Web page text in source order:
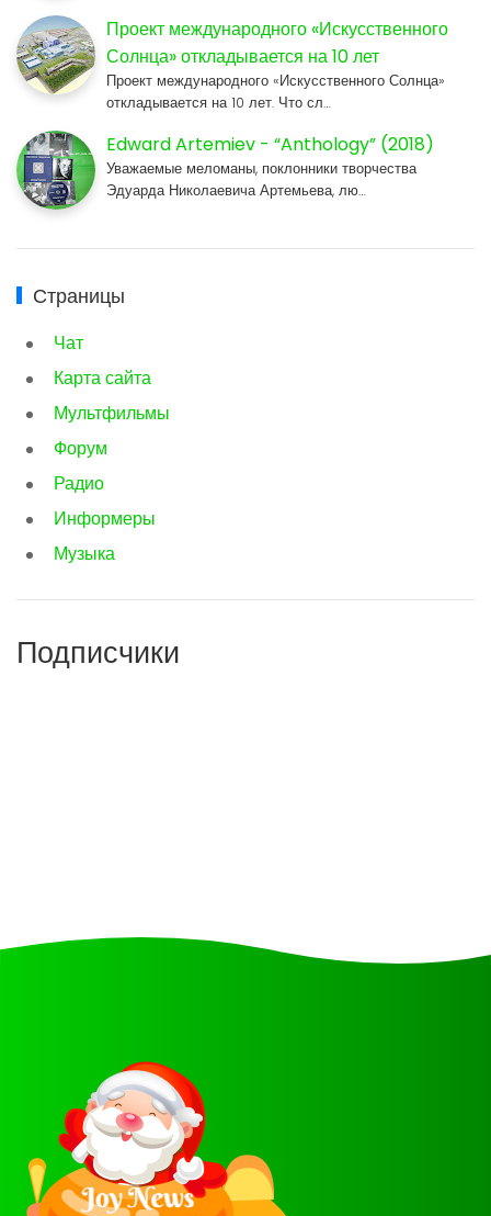
Проект международного «Искусственного
Солнца» откладывается на 10 лет
Проект международного «Искусственного Солнца»
откладывается на 10 лет. Что сл…
Edward Artemiev - “Anthology” (2018)
Уважаемые меломаны, поклонники творчества
Эдуарда Николаевича Артемьева, лю…
Страницы
Чат
Карта сайта
Мультфильмы
Форум
Радио
Информеры
Музыка
Подписчики